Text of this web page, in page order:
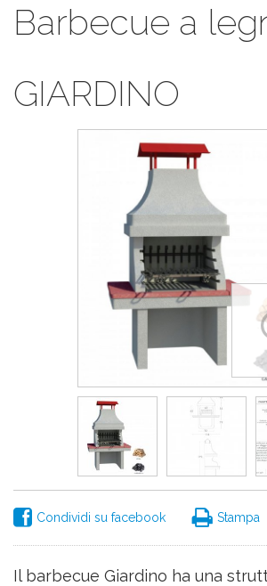
Barbecue a
GIARDINO
Condividi su facebook Stampa
Il barbecue Giardino ha una